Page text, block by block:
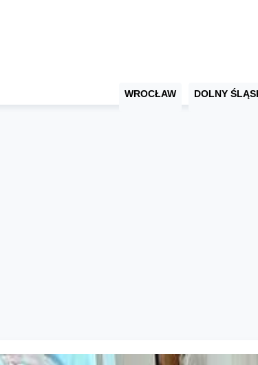
WROCŁAW DOLNY